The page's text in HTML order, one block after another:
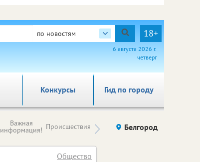
по новостям 18+
6 августа 2026 г.
четверг
Гид по городу
Конкурсы
Важная
информация! Происшествия Здоровье компаний (на
правах
Белгород
Общество